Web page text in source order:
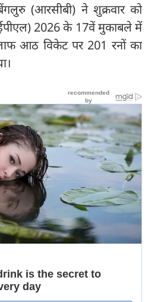
(आरसीबी) ने शुक्रवार को
2026 के 17वें मुकाबले में
आठ विकेट पर 201 रनों का